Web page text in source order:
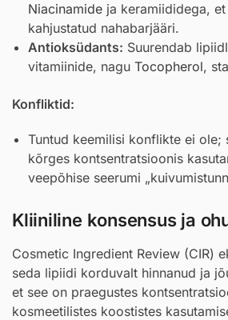
Niacinamide ja keramiididega,
kahjustatud nahabarjääri.
Antioksüdants: Suurendab
vitamiinide, nagu Tocopherol,
Konfliktid:
Tuntud keemilisi konflikte ei ole;
kõrges kontsentratsioonis
veepõhise seerumi
Kliiniline konsensus ja
Cosmetic Ingredient Review (CIR)
seda lipiidi korduvalt hinnanud ja
et see on praegustes
kosmeetilistes koostistes